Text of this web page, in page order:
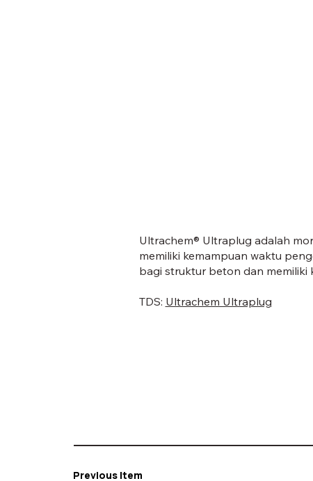
Ultrachem® Ultraplug adalah
memiliki kemampuan waktu
bagi struktur beton dan memiliki
TDS: Ultrachem Ultraplug
Previous Item